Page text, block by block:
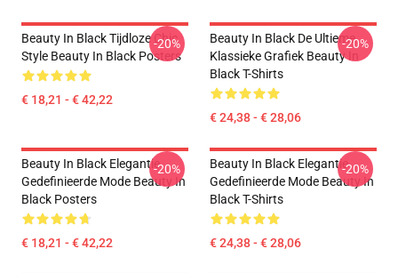
Beauty In Black Tijdloze Chic
Style Beauty In Black Posters
€ 18,21 - € 42,22
-20%
Beauty In Black De Ultieme
Klassieke Grafiek Beauty In
Black T-Shirts
€ 24,38 - € 28,06
-20%
Beauty In Black Elegantie
Gedefinieerde Mode Beauty In
Black Posters
€ 18,21 - € 42,22
-20%
Beauty In Black Elegantie
Gedefinieerde Mode Beauty In
Black T-Shirts
€ 24,38 - € 28,06
-20%